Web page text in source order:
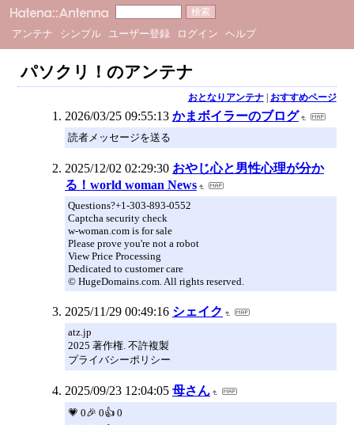
アンテナ シンプル ユーザー登録 ログイン ヘルプ
パソクリ！のアンテナ
おとなりアンテナ| おすすめページ
2026/03/25 09:55:13 かまボイラーのブログ
読者メッセージを送る
2025/12/02 02:29:30 おやじ心と男性心理が分か
る！world woman News
Questions?+1-303-893-0552
Captcha security check
w-woman.com is for sale
Please prove you're not a robot
View Price Processing
Dedicated to customer care
© HugeDomains.com. All rights reserved.
2025/11/29 00:49:16 シェイク
atz.jp
2025 著作権. 不許複製
プライバシーポリシー
2025/09/23 12:04:05 母さん
💗 0🎉 0👍 0